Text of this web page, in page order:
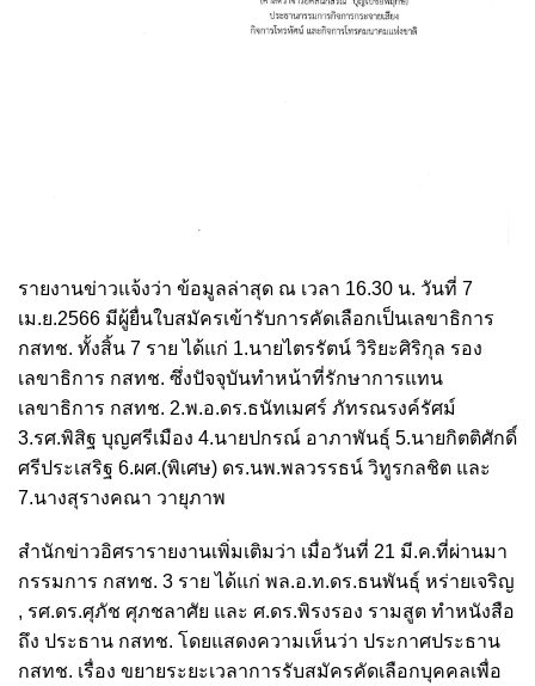
รายงานข่าวแจ้งว่า ข้อมูลล่าสุด ณ เวลา 16.30 น. วันที่ 7
เม.ย.2566 มีผู้ยื่นใบสมัครเข้ารับการคัดเลือกเป็นเลขาธิการ
กสทช. ทั้งสิ้น 7 ราย ได้แก่ 1.นายไตรรัตน์ วิริยะศิริกุล รอง
เลขาธิการ กสทช. ซึ่งปัจจุบันทำหน้าที่รักษาการแทน
เลขาธิการ กสทช. 2.พ.อ.ดร.ธนัทเมศร์ ภัทรณรงค์รัศม์
3.รศ.พิสิฐ บุญศรีเมือง 4.นายปกรณ์ อาภาพันธุ์ 5.นายกิตติศักดิ์
ศรีประเสริฐ 6.ผศ.(พิเศษ) ดร.นพ.พลวรรธน์ วิทูรกลชิต และ
7.นางสุรางคณา วายุภาพ
สำนักข่าวอิศรารายงานเพิ่มเติมว่า เมื่อวันที่ 21 มี.ค.ที่ผ่านมา
กรรมการ กสทช. 3 ราย ได้แก่ พล.อ.ท.ดร.ธนพันธุ์ หร่ายเจริญ
, รศ.ดร.ศุภัช ศุภชลาศัย และ ศ.ดร.พิรงรอง รามสูต ทำหนังสือ
ถึง ประธาน กสทช. โดยแสดงความเห็นว่า ประกาศประธาน
กสทช. เรื่อง ขยายระยะเวลาการรับสมัครคัดเลือกบุคคลเพื่อ